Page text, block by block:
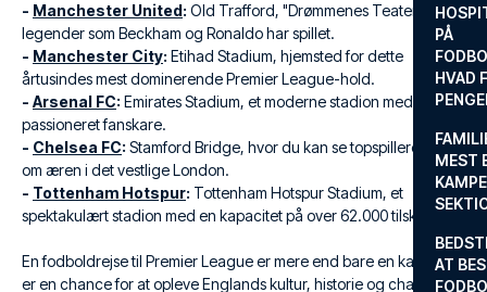
PÅ
HVAD
MEST
AT
- Manchester United: Old Trafford, "Drømmenes Teater", hvor
legender som Beckham og Ronaldo har spillet.
- Manchester City: Etihad Stadium, hjemsted for dette
årtusindes mest dominerende Premier League-hold.
- Arsenal FC: Emirates Stadium, et moderne stadion med en
passioneret fanskare.
- Chelsea FC: Stamford Bridge, hvor du kan se topspillere dyste
om æren i det vestlige London.
- Tottenham Hotspur: Tottenham Hotspur Stadium, et
spektakulært stadion med en kapacitet på over 62.000 tilskuere.
En fodboldrejse til Premier League er mere end bare en kamp. Det
er en chance for at opleve Englands kultur, historie og charme.